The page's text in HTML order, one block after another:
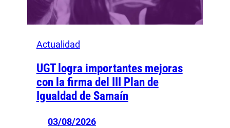
Actualidad
UGT logra importantes mejoras
con la firma del III Plan de
Igualdad de Samaín
03/08/2026